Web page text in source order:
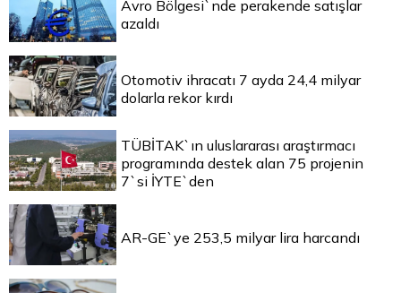
Avro Bölgesi`nde perakende satışlar
azaldı
Otomotiv ihracatı 7 ayda 24,4 milyar
dolarla rekor kırdı
TÜBİTAK`ın uluslararası araştırmacı
programında destek alan 75 projenin
7`si İYTE`den
AR-GE`ye 253,5 milyar lira harcandı